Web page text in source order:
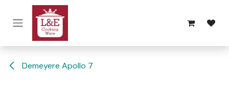
Overslaan naar inhoud
Demeyere Apollo 7